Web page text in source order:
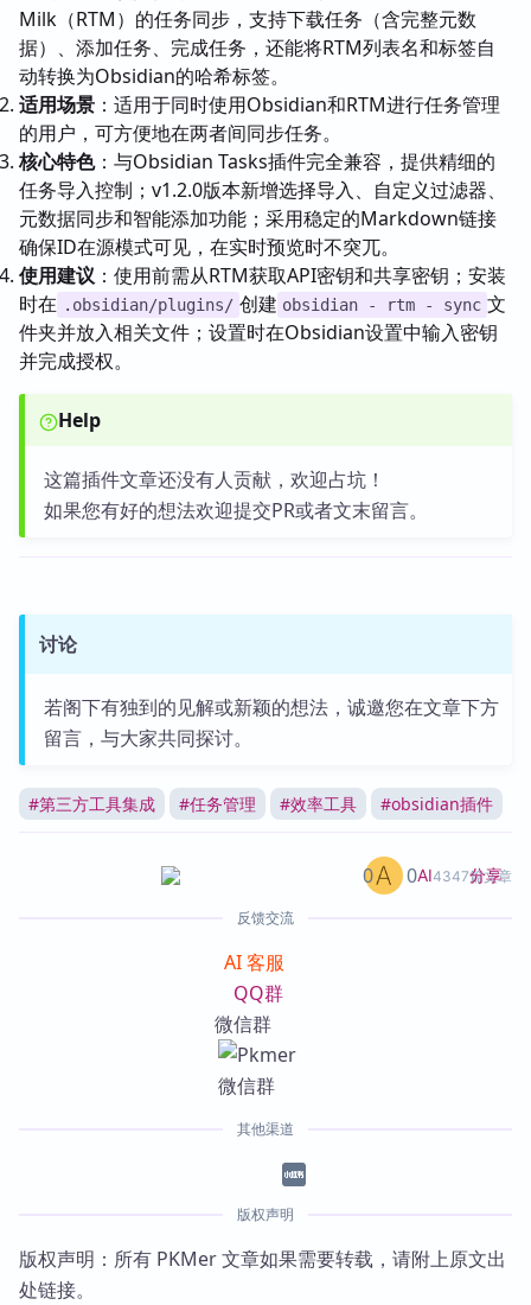
Milk（RTM）的任务同步，支持下载任务（含完整元数
据）、添加任务、完成任务，还能将RTM列表名和标签自
动转换为Obsidian的哈希标签。
适用场景 ：适用于同时使用Obsidian和RTM进行任务管理
的用户，可方便地在两者间同步任务。
核心特色：与Obsidian Tasks插件完全兼容，提供精细的
任务导入控制；v1.2.0版本新增选择导入、自定义过滤器、
元数据同步和智能添加功能；采用稳定的Markdown链接
确保ID在源模式可见，在实时预览时不突兀。
使用建议 ：使用前需从RTM获取API密钥和共享密钥；安装
时在 .obsidian/plugins/ 创建 obsidian - rtm - sync 文
件夹并放入相关文件；设置时在Obsidian设置中输入密钥
并完成授权。
Help
这篇插件文章还没有人贡献，欢迎占坑！
如果您有好的想法欢迎提交PR或者文末留言。
讨论
若阁下有独到的见解或新颖的想法，诚邀您在文章下方
留言，与大家共同探讨。
#第三方工具集成 #任务管理 #效率工具 #obsidian插件
AI4347篇文章
0 0 分享
反馈交流
AI 客服
QQ群
微信群
其他渠道
版权声明
版权声明：所有 PKMer 文章如果需要转载，请附上原文出
处链接。